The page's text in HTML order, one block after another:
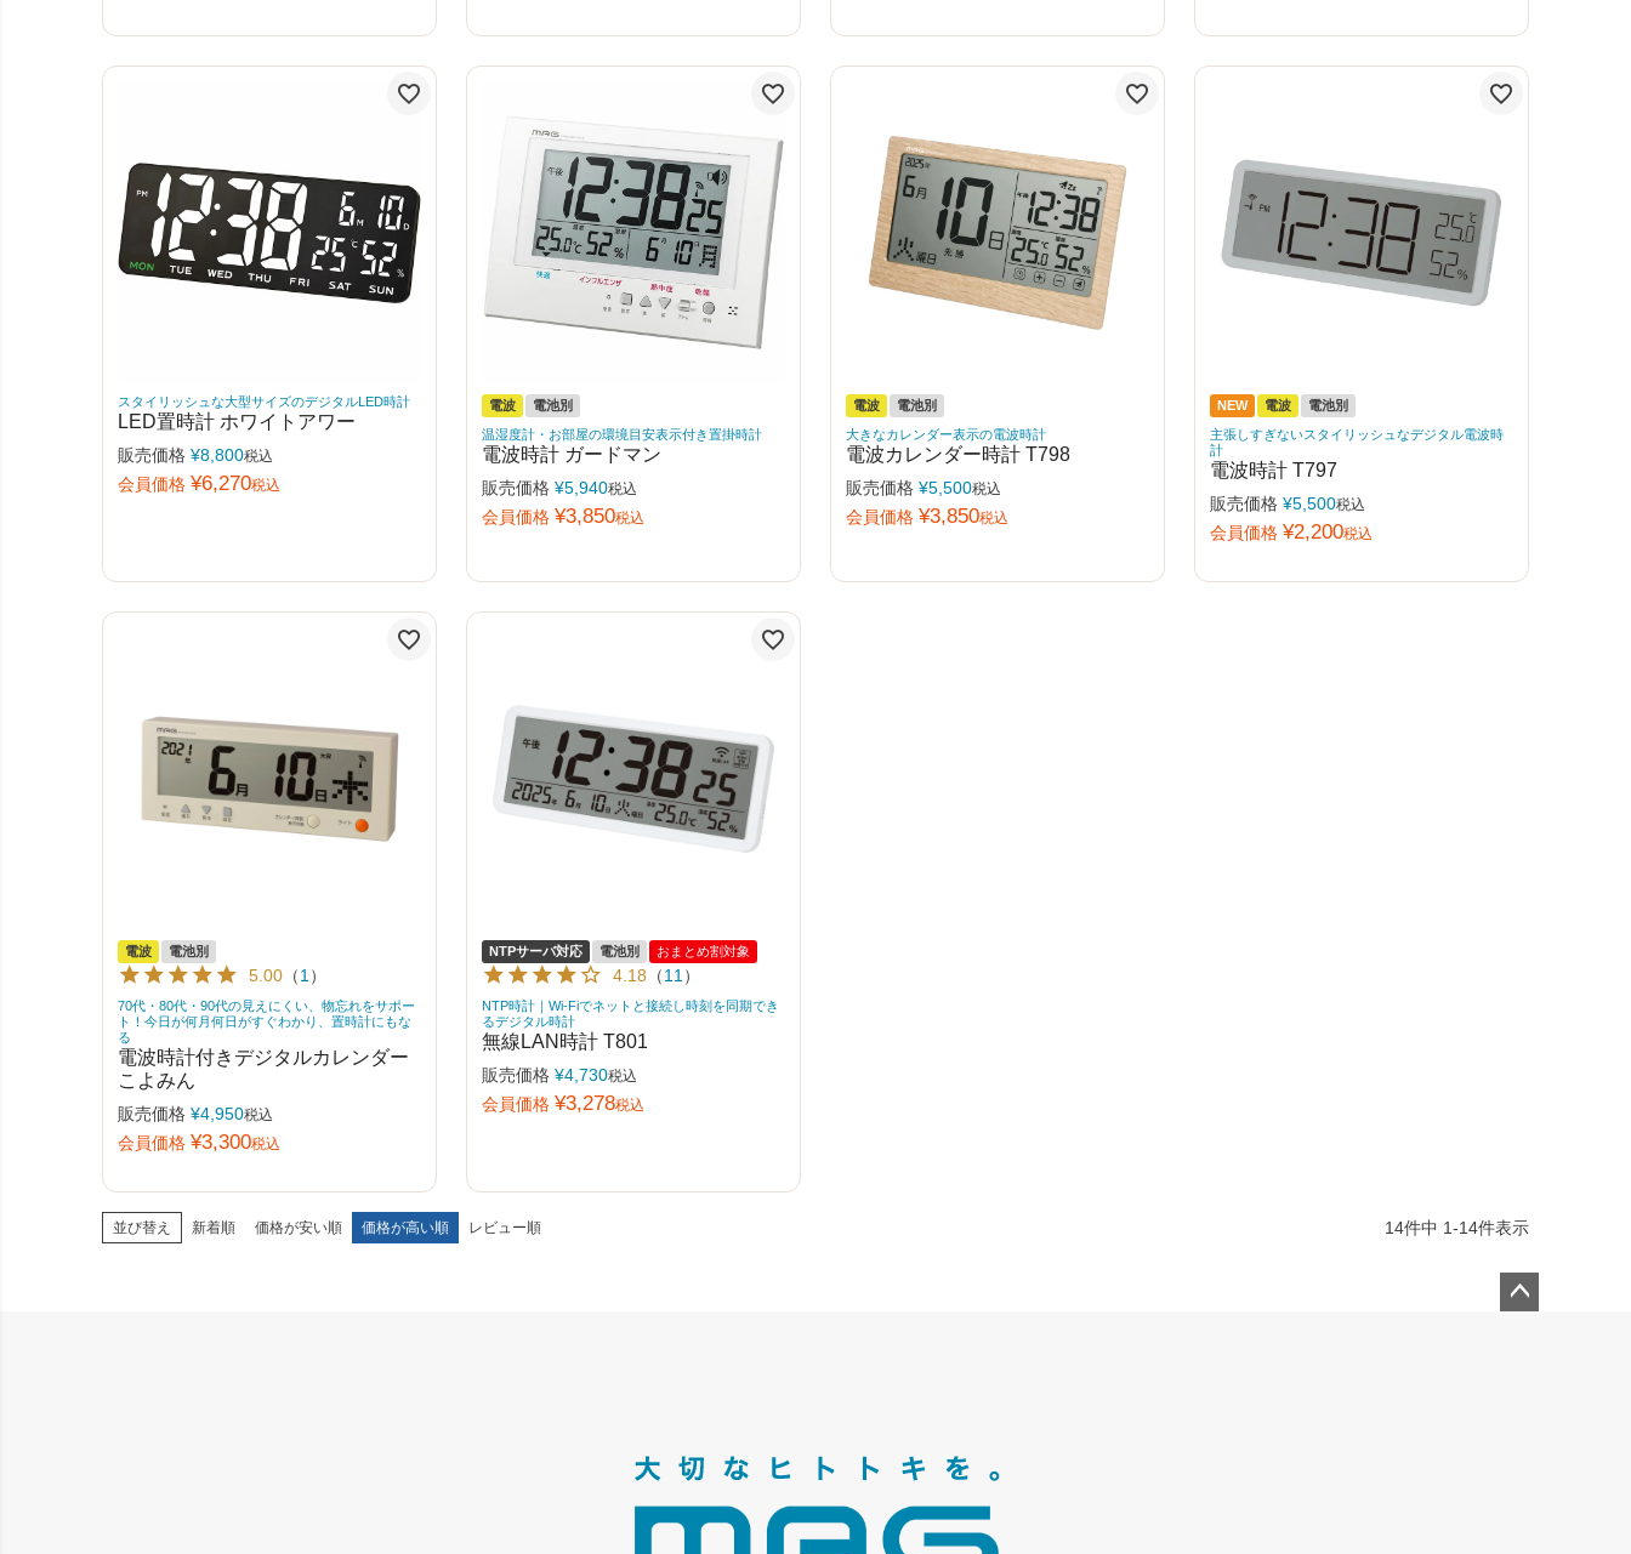
スタイリッシュな大型サイズのデジタルLED時計
LED置時計 ホワイトアワー
販売価格 ¥8,800税込
会員価格 ¥6,270税込
電波
電池別
温湿度計・お部屋の環境目安表示付き置掛時計
電波時計 ガードマン
販売価格 ¥5,940税込
会員価格 ¥3,850税込
電波
電池別
大きなカレンダー表示の電波時計
電波カレンダー時計 T798
販売価格 ¥5,500税込
会員価格 ¥3,850税込
NEW 電波
電池別
主張しすぎないスタイリッシュなデジタル電波時
計
電波時計 T797
販売価格 ¥5,500税込
会員価格 ¥2,200税込
電波 電池別
5.00 （1）
70代・80代・90代の見えにくい、物忘れをサポー
ト！今日が何月何日がすぐわかり、置時計にもな
る
電波時計付きデジタルカレンダー
こよみん
販売価格 ¥4,950税込
会員価格 ¥3,300税込
NTPサーバ対応 電池別 おまとめ割対象
4.18 （11）
NTP時計｜Wi-Fiでネットと接続し時刻を同期でき
るデジタル時計
無線LAN時計 T801
販売価格 ¥4,730税込
会員価格 ¥3,278税込
並び替え 新着順 価格が安い順 価格が高い順 レビュー順 14件中 1-14件表示